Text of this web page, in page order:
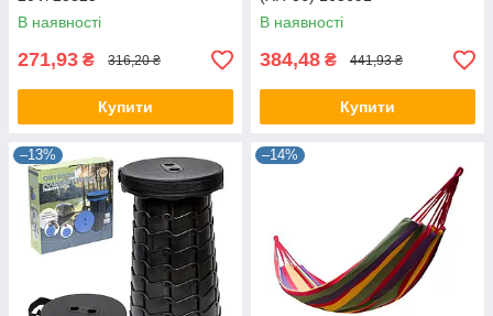
В наявності
271,93 ₴ 316,20 ₴
Купити
В наявності
384,48 ₴ 441,93 ₴
Купити
–13% –14%